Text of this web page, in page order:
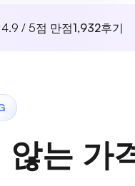
4.9 / 5점 만점1,932후기
않는 가